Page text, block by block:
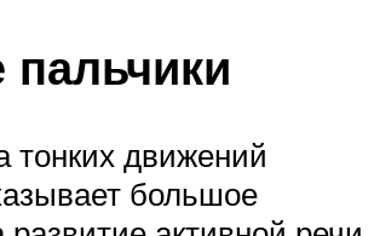
пальчики
тонких движений
большое